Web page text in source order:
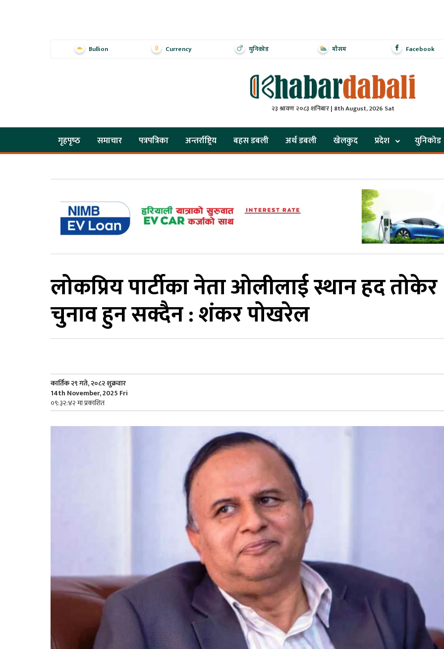
Bullion Currency युनिकोड मौसम Facebook
२३ श्रावण २०८३ शनिबार | 8th August, 2026 Sat
गृहपृष्‍ठ समाचार पत्रपत्रिका अन्तर्राष्ट्रिय बहस डबली अर्थ डबली खेलकुद प्रदेश युनिकोड
लोकप्रिय पार्टीका नेता ओलीलाई स्थान हद तोकेर
चुनाव हुन सक्दैन : शंकर पोखरेल
कार्तिक २९ गते, २०८२ शुक्रवार
14th November, 2025 Fri
०९:३२:४२ मा प्रकाशित